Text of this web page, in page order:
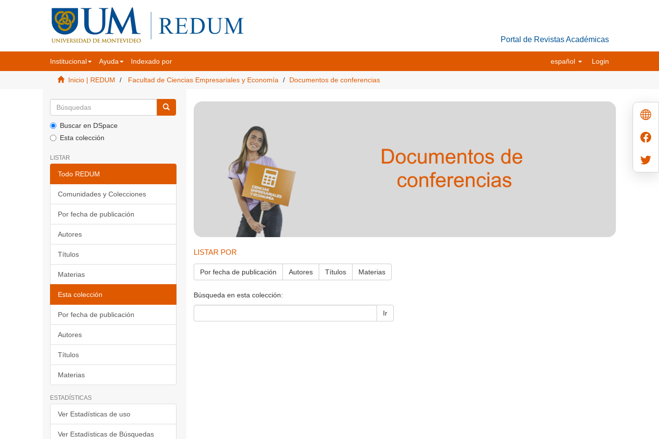
Portal de Revistas Académicas
Institucional Ayuda Indexado por español Login
Inicio | REDUM Facultad de Ciencias Empresariales y Economía Documentos de conferencias
Buscar en DSpace
Esta colección
LISTAR
Todo REDUM
Comunidades y Colecciones
Por fecha de publicación
Autores
Títulos
Materias
Esta colección
Por fecha de publicación
Autores
Títulos
Materias
ESTADÍSTICAS
Ver Estadísticas de uso
Ver Estadísticas de Búsquedas
LISTAR POR
Por fecha de publicación Autores Títulos Materias
Búsqueda en esta colección:
Ir